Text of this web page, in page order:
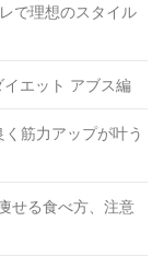
で理想のスタイル
エット アブス編
筋力アップが叶う
せる食べ方、注意